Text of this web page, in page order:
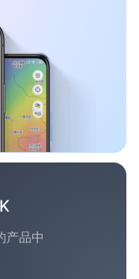
产品中